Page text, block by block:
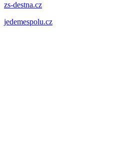
zs-destna.cz
jedemespolu.cz